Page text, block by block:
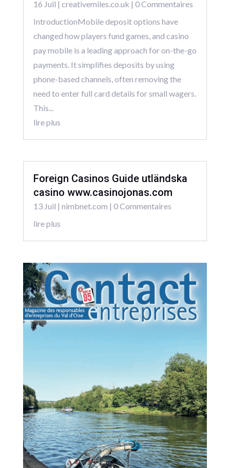
16 Juil | creativemiles.co.uk | 0 Commentaires
IntroductionMobile deposit options have
changed how players fund games, and casino
pay mobile is a leading approach for on-the-go
payments. It simplifies deposits by using
phone-based channels, often removing the
need to enter full card details for small wagers.
This...
lire plus
Foreign Casinos Guide utländska
casino www.casinojonas.com
13 Juil | nimbnet.com | 0 Commentaires
lire plus